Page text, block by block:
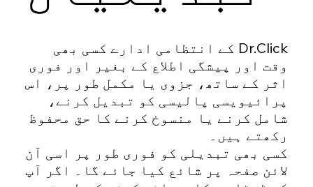
Dr.Click کے انتظامی ادارے کسی بھی
وقت اور پیشگی اطلاع کے بغیر اور فوری
اثر کے ساتھ، جزوی یا مکمل طور پر، اس
پرائیویسی پالیسی کو تبدیل کرنے،
شامل کرنے یا منسوخ کرنے کا حق محفوظ
رکھتے ہیں۔
کسی بھی تبدیلی کو فوری طور پر اسی آن
لائن صفحہ پر شائع کیا جائے گا۔ اگر آپ